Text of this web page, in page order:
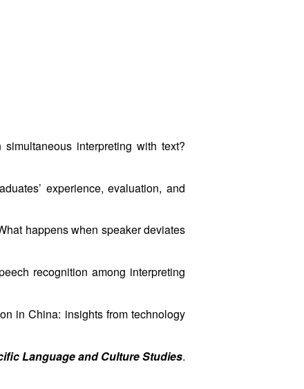
interpreting with text?
experience, evaluation, and
happens when speaker deviates
recognition among interpreting
in China: insights from technology
Language and Culture Studies.